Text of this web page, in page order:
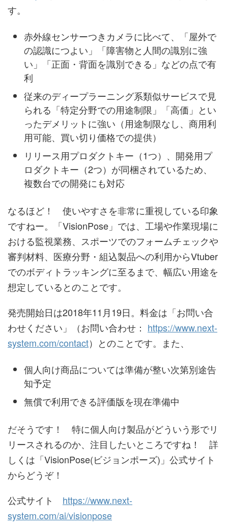
す。
赤外線センサーつきカメラに比べて、「屋外で
の認識につよい」「障害物と人間の識別に強
い」「正面・背面を識別できる」などの点で有
利
従来のディープラーニング系類似サービスで見
られる「特定分野での用途制限」「高価」とい
ったデメリットに強い（用途制限なし、商用利
用可能、買い切り価格での提供）
リリース用プロダクトキー（1つ）、開発用プ
ロダクトキー（2つ）が同梱されているため、
複数台での開発にも対応
なるほど！ 使いやすさを非常に重視している印象
ですねー。「VisionPose」では、工場や作業現場に
おける監視業務、スポーツでのフォームチェックや
審判材料、医療分野・組込製品への利用からVtuber
でのボディトラッキングに至るまで、幅広い用途を
想定しているとのことです。
発売開始日は2018年11月19日。料金は「お問い合
わせください」（お問い合わせ： https://www.next-
system.com/contact）とのことです。また、
個人向け商品については準備が整い次第別途告
知予定
無償で利用できる評価版を現在準備中
だそうです！ 特に個人向け製品がどういう形でリ
リースされるのか、注目したいところですね！ 詳
しくは「VisionPose(ビジョンポーズ)」公式サイト
からどうぞ！
公式サイト https://www.next-
system.com/ai/visionpose